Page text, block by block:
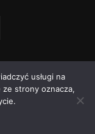
usługi na
ze strony oznacza,